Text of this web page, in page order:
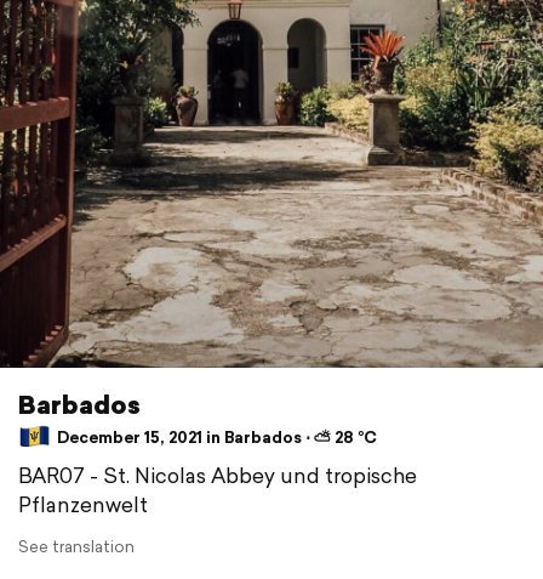
Barbados
December 15, 2021 in Barbados ⋅ ⛅ 28 °C
BAR07 - St. Nicolas Abbey und tropische
Pflanzenwelt
See translation